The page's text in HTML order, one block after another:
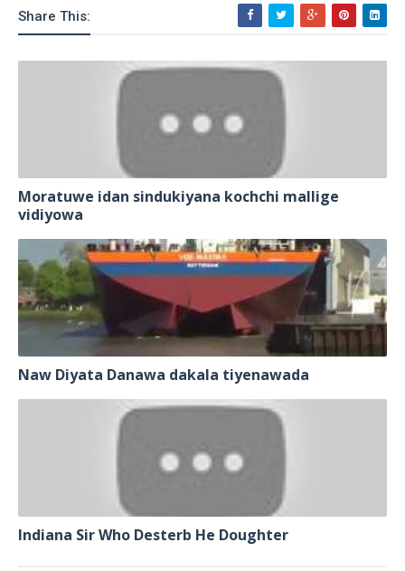
Share This:
Moratuwe idan sindukiyana kochchi mallige
vidiyowa
Naw Diyata Danawa dakala tiyenawada
Indiana Sir Who Desterb He Doughter